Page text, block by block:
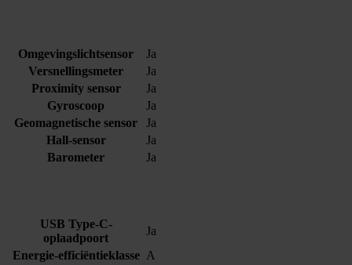
Omgevingslichtsensor
Ja
Versnellingsmeter
Ja
Proximity sensor
Ja
Gyroscoop
Ja
Geomagnetische sensor
Ja
Hall-sensor
Ja
Barometer
Ja
USB Type-C-
oplaadpoort
Ja
Energie-efficiëntieklasse
A